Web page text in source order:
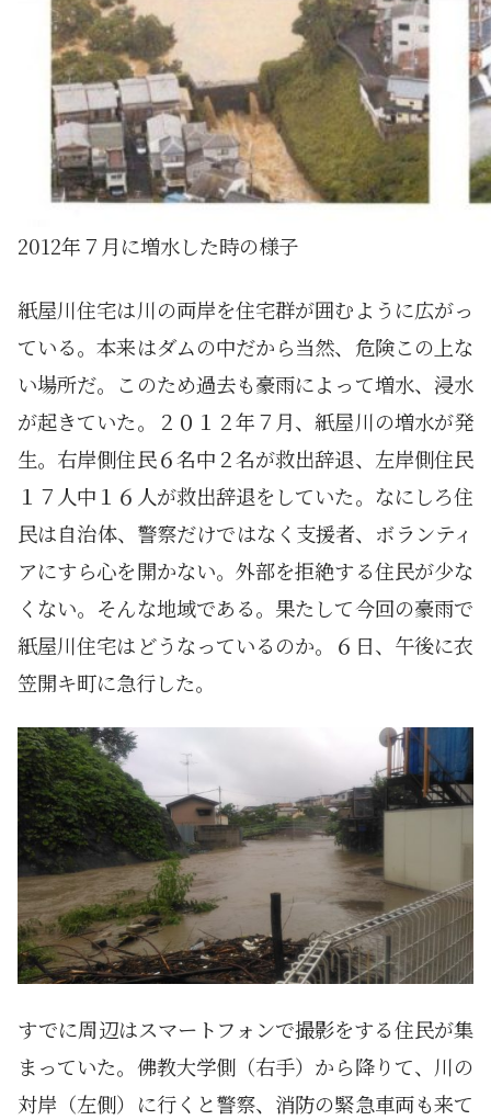
2012年７月に増水した時の様子
紙屋川住宅は川の両岸を住宅群が囲むように広がっ
ている。本来はダムの中だから当然、危険この上な
い場所だ。このため過去も豪雨によって増水、浸水
が起きていた。２０１２年７月、紙屋川の増水が発
生。右岸側住民６名中２名が救出辞退、左岸側住民
１７人中１６人が救出辞退をしていた。なにしろ住
民は自治体、警察だけではなく支援者、ボランティ
アにすら心を開かない。外部を拒絶する住民が少な
くない。そんな地域である。果たして今回の豪雨で
紙屋川住宅はどうなっているのか。６日、午後に衣
笠開キ町に急行した。
すでに周辺はスマートフォンで撮影をする住民が集
まっていた。佛教大学側（右手）から降りて、川の
対岸（左側）に行くと警察、消防の緊急車両も来て